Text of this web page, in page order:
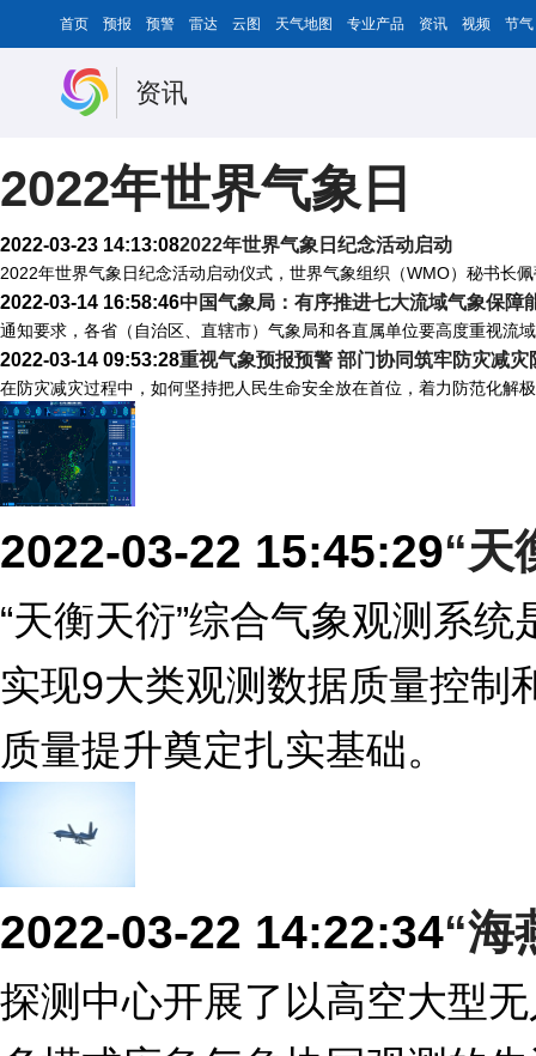
首页 预报 预警 雷达 云图 天气地图 专业产品 资讯 视频 节气
资讯
2022年世界气象日
2022-03-23 14:13:082022年世界气象日纪念活动启动
2022年世界气象日纪念活动启动仪式，世界气象组织（WMO）秘书长
2022-03-14 16:58:46中国气象局：有序推进七大流域气象保障
通知要求，各省（自治区、直辖市）气象局和各直属单位要高度重视流
2022-03-14 09:53:28重视气象预报预警 部门协同筑牢防灾减灾
在防灾减灾过程中，如何坚持把人民生命安全放在首位，着力防范化解
2022-03-22 15:45:29“天
“天衡天衍”综合气象观测系
实现9大类观测数据质量控制
质量提升奠定扎实基础。
2022-03-22 14:22:34“海
探测中心开展了以高空大型